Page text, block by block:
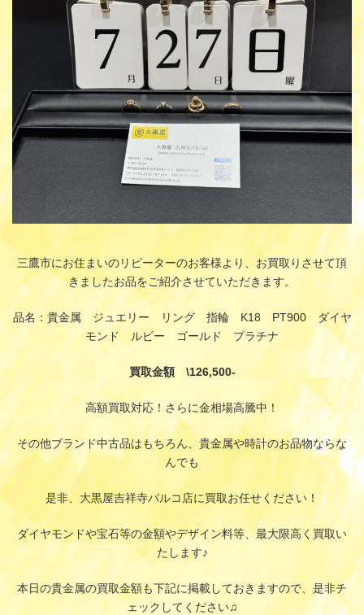
時
三鷹市にお住まいのリピーターのお客様より、お買取りさせて頂
きましたお品をご紹介させていただきます。
品名：貴金属 ジュエリー リング 指輪 K18 PT900 ダイヤ
モンド ルビー ゴールド プラチナ
買取金額 \126,500-
高額買取対応！さらに金相場高騰中！
その他ブランド中古品はもちろん、貴金属や時計のお品物ならな
んでも
是非、大黒屋吉祥寺パルコ店に買取お任せください！
ダイヤモンドや宝石等の金額やデザイン料等、最大限高く買取い
たします♪
本日の貴金属の買取金額も下記に掲載しておきますので、是非チ
ェックしてください♫